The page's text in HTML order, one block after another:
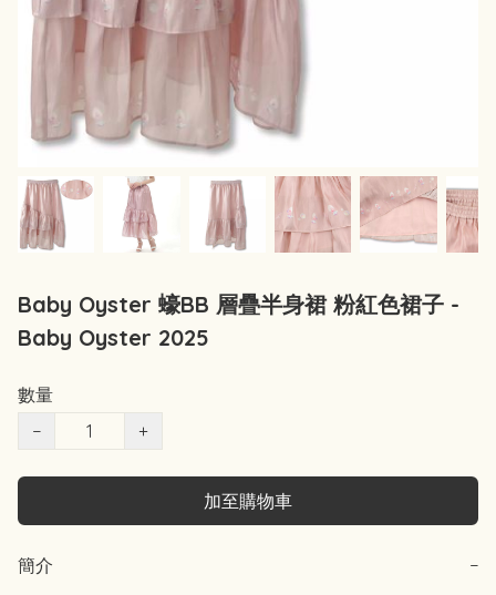
Baby Oyster 蠔BB 層疊半身裙 粉紅色裙子 -
Baby Oyster 2025
數量
−
+
加至購物車
簡介 −